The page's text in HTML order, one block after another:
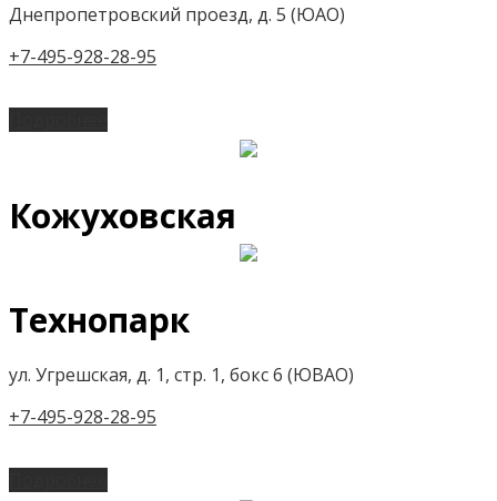
Днепропетровский проезд, д. 5 (ЮАО)
+7-495-928-28-95
Кожуховская
Технопарк
ул. Угрешская, д. 1, стр. 1, бокс 6 (ЮВАО)
+7-495-928-28-95